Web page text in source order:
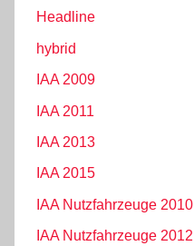
Headline
hybrid
IAA 2009
IAA 2011
IAA 2013
IAA 2015
IAA Nutzfahrzeuge 2010
IAA Nutzfahrzeuge 2012